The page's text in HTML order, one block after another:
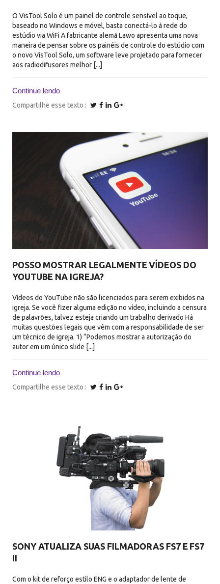
O VisTool Solo é um painel de controle sensível ao toque,
baseado no Windows e móvel, basta conectá-lo à rede do
estúdio via WiFi A fabricante alemã Lawo apresenta uma nova
maneira de pensar sobre os painéis de controle do estúdio com
o novo VisTool Solo, um software leve projetado para fornecer
aos radiodifusores melhor [...]
Continue lendo
Compartilhe esse texto
POSSO MOSTRAR LEGALMENTE VÍDEOS DO
YOUTUBE NA IGREJA?
Vídeos do YouTube não são licenciados para serem exibidos na
igreja. Se você fizer alguma edição no vídeo, incluindo a censura
de palavrões, talvez esteja criando um trabalho derivado Há
muitas questões legais que vêm com a responsabilidade de ser
um técnico de igreja. 1) “Podemos mostrar a autorização do
autor em um único slide [...]
Continue lendo
Compartilhe esse texto
SONY ATUALIZA SUAS FILMADORAS FS7 E FS7
II
Com o kit de reforço estilo ENG e o adaptador de lente de